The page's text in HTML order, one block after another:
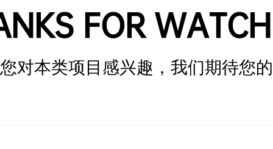
FOR
对本类项目感兴趣，我们期待您